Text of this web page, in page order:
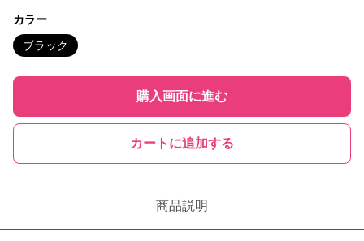
カラー
ブラック
購入画面に進む
カートに追加する
商品説明